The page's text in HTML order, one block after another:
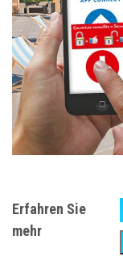
Erfahren Sie
mehr